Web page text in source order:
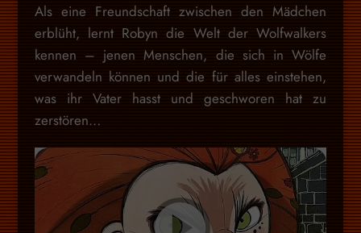
Als eine Freundschaft zwischen den Mädchen
erblüht, lernt Robyn die Welt der Wolfwalkers
kennen – jenen Menschen, die sich in Wölfe
verwandeln können und die für alles einstehen,
was ihr Vater hasst und geschworen hat zu
zerstören…